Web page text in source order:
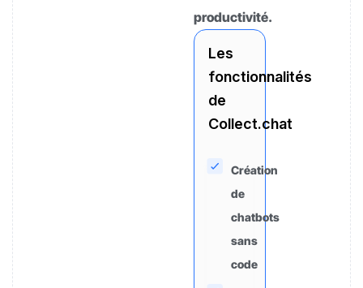
productivité.
Les
fonctionnalités
de
Collect.chat
Création
de
chatbots
sans
code